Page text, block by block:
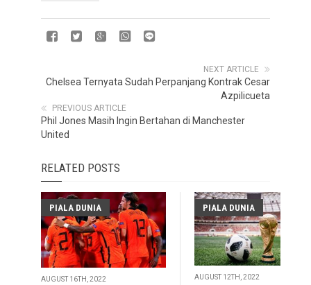
NEXT ARTICLE
Chelsea Ternyata Sudah Perpanjang Kontrak Cesar
Azpilicueta
PREVIOUS ARTICLE
Phil Jones Masih Ingin Bertahan di Manchester
United
RELATED POSTS
PIALA DUNIA
AUGUST 16TH, 2022
PIALA DUNIA
AUGUST 12TH, 2022